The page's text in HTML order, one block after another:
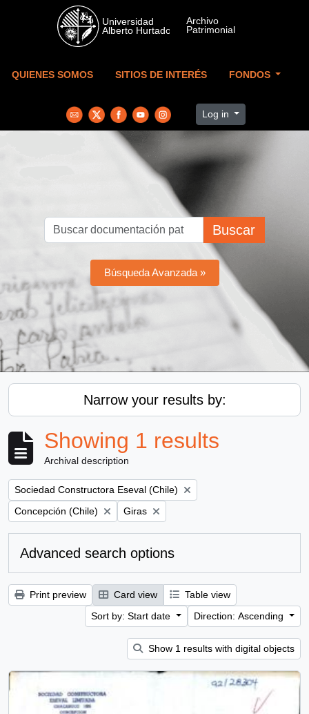
Skip to main content
QUIENES SOMOS SITIOS DE INTERÉS FONDOS
Log in
Buscar
Búsqueda Avanzada »
Narrow your results by:
Showing 1 results
Archival description
Remove filter:
Sociedad Constructora Eseval (Chile)
Remove filter:
Concepción (Chile) Remove filter:
Giras
Advanced search options
Print preview Card view
Table view
Sort by: Start date
Direction: Ascending
Show 1 results with digital objects